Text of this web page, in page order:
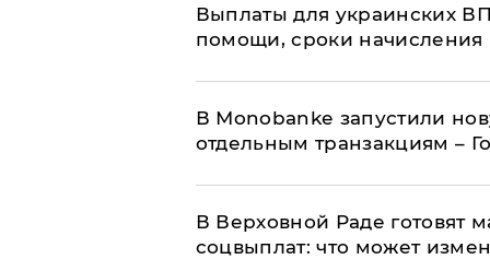
Выплаты для украинских
помощи, сроки начисления
В Мonobankе запустили
отдельным транзакциям –
В Верховной Раде готовят
соцвыплат: что может